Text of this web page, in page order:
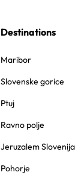
Destinations
Maribor
Slovenske gorice
Ptuj
Ravno polje
Jeruzalem Slovenija
Pohorje